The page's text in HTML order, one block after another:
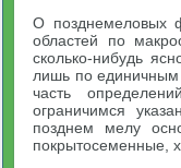
О позднемеловых
областей по
сколько-нибудь
лишь по
часть
ограничимся
позднем мелу
покрытосеменные,